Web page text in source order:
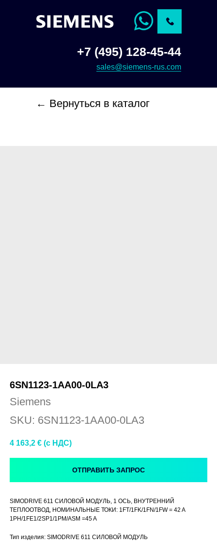
+7 (495) 128-45-44
sales@siemens-rus.com
← Вернуться в каталог
6SN1123-1AA00-0LA3
Siemens
SKU: 6SN1123-1AA00-0LA3
4 163,2 € (c НДС)
ОТПРАВИТЬ ЗАПРОС
SIMODRIVE 611 СИЛОВОЙ МОДУЛЬ, 1 ОСЬ, ВНУТРЕННИЙ
ТЕПЛООТВОД, НОМИНАЛЬНЫЕ ТОКИ: 1FT/1FK/1FN/1FW = 42 A
1PH/1FE1/2SP1/1PM/ASM =45 A
Тип изделия: SIMODRIVE 611 СИЛОВОЙ МОДУЛЬ